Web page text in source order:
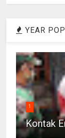
YEAR
1
Kontak